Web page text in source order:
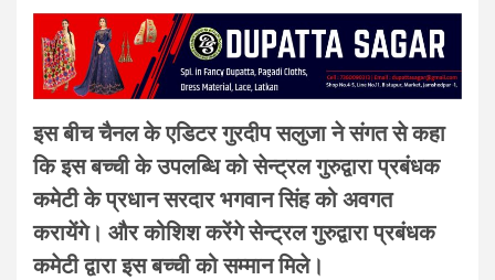
इस बीच चैनल के एडिटर गुरदीप सलुजा ने संगत से कहा
कि इस बच्ची के उपलब्धि को सेन्ट्रल गुरुद्वारा प्रबंधक
कमेटी के प्रधान सरदार भगवान सिंह को अवगत
करायेंगे। और कोशिश करेंगे सेन्ट्रल गुरुद्वारा प्रबंधक
कमेटी द्वारा इस बच्ची को सम्मान मिले।